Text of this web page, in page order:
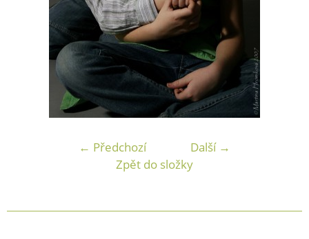
← Předchozí
Další →
Zpět do složky